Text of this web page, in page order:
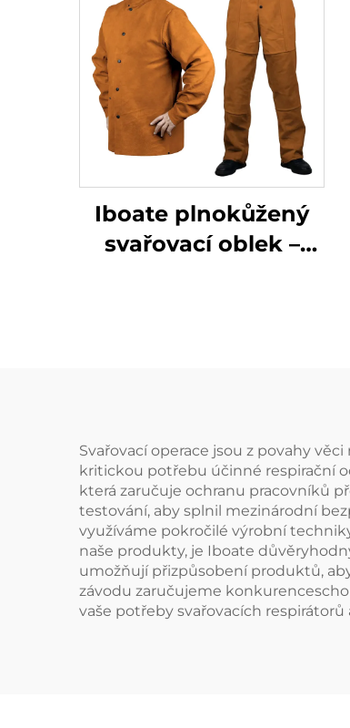
Iboate plnokůžený
svařovací oblek –
Svařovací operace jsou z povahy
kritickou potřebu účinné respirační
která zaručuje ochranu pracovníků
testování, aby splnil mezinárodní
využíváme pokročilé výrobní
naše produkty, je Iboate
umožňují přizpůsobení produktů,
závodu zaručujeme
vaše potřeby svařovacích